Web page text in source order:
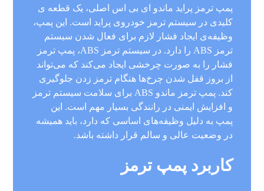
پمپ ترمز پراید ماندو ای بی اس اصلی، یک قطعه ی
کلیدی در سیستم ترمز خودروی پراید است. این پمپ،
وظیفه‌ی ایجاد فشار لازم برای فعال شدن سیستم
ترمز ABS را دارد. در سیستم ترمز ABS، پمپ ترمز
فشار را به صورت چرخشی ایجاد می‌کند که می‌تواند
از بروز قفل شدن چرخ‌ها هنگام ترمز زدن جلوگیری
کند. پمپ ترمز ماندو ABS برای سلامت سیستم ترمز
و افزایش ایمنی در رانندگی بسیار مهم است. این
پمپ به دلیل وظیفه‌های اساسی که دارد، باید همیشه
در وضعیت عالی و سالم قرار داشته باشد.
کاربرد پمپ ترمز